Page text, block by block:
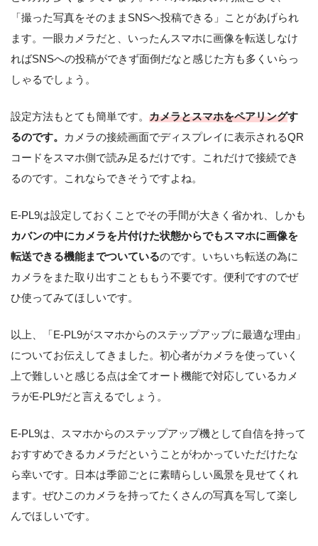
「撮った写真をそのままSNSへ投稿できる」ことがあげられ
ます。一眼カメラだと、いったんスマホに画像を転送しなけ
ればSNSへの投稿ができず面倒だなと感じた方も多くいらっ
しゃるでしょう。
設定方法もとても簡単です。 カメラとスマホをペアリングす
るのです。
カメラの接続画面でディスプレイに表示されるQR
コードをスマホ側で読み足るだけです。これだけで接続でき
るのです。これならできそうですよね。
E-PL9は設定しておくことでその手間が大きく省かれ、しかも
カバンの中にカメラを片付けた状態からでもスマホに画像を
転送できる機能までついているのです。いちいち転送の為に
カメラをまた取り出すことももう不要です。便利ですのでぜ
ひ使ってみてほしいです。
以上、「E-PL9がスマホからのステップアップに最適な理由」
についてお伝えしてきました。初心者がカメラを使っていく
上で難しいと感じる点は全てオート機能で対応しているカメ
ラがE-PL9だと言えるでしょう。
E-PL9は、スマホからのステップアップ機として自信を持って
おすすめできるカメラだということがわかっていただけたな
ら幸いです。日本は季節ごとに素晴らしい風景を見せてくれ
ます。ぜひこのカメラを持ってたくさんの写真を写して楽し
んでほしいです。